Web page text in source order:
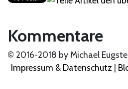
Kommentare
© 2016-2018 by Michael
Impressum & Datenschutz |